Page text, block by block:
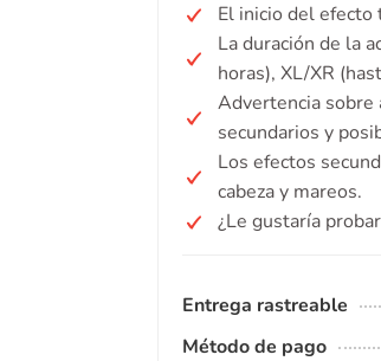
El inicio del efecto
La duración de la
horas), XL/XR
Advertencia sobre
secundarios y
Los efectos
cabeza y mareos.
¿Le gustaría
Entrega rastreable
Método de pago